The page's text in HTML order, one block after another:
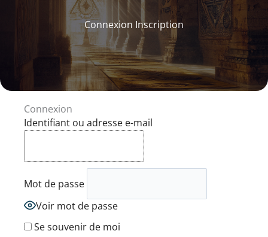
Connexion Inscription
Connexion
Identifiant ou adresse e-mail
Mot de passe
Voir mot de passe
Se souvenir de moi